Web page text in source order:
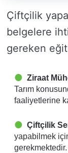
Çiftçilik
belgelere
gereken
Ziraat
Tarım
faaliyetlerine
Çiftçilik
yapabilmek
gerekmektedir.